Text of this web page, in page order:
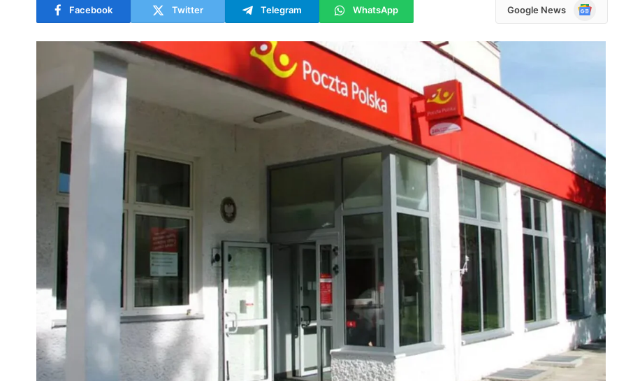
Facebook Twitter Telegram WhatsApp Google News
Google